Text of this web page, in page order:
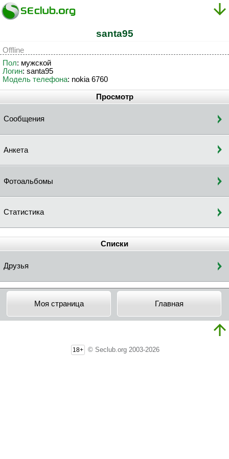
santa95
Offline
Пол: мужской
Логин: santa95
Модель телефона: nokia 6760
Просмотр
Сообщения
Анкета
Фотоальбомы
Статистика
Списки
Друзья
Моя страница Главная
18+ © Seclub.org 2003-2026